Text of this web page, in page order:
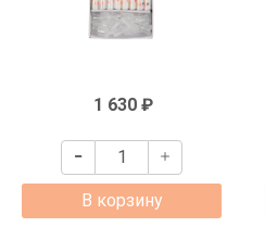
1 630 ₽
В корзину